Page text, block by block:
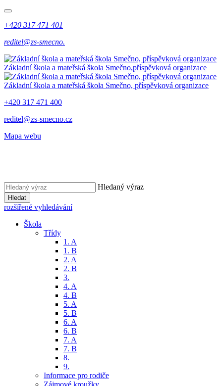
+420 317 471 401
reditel@zs-smecno.
Základní škola a mateřská škola Smečno,příspěvková organizace
Základní škola a mateřská škola Smečno, příspěvková organizace
+420 317 471 400
reditel@zs-smecno.cz
Mapa webu
Hledaný výraz
Hledat
rozšířené vyhledávání
Škola
Třídy
1. A
1. B
2. A
2. B
3.
4. A
4. B
5. A
5. B
6. A
6. B
7. A
7. B
8.
9.
Informace pro rodiče
Zájmové kroužky